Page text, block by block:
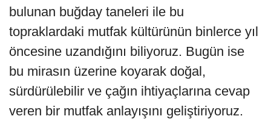
bulunan buğday taneleri ile bu
topraklardaki mutfak kültürünün binlerce yıl
öncesine uzandığını biliyoruz. Bugün ise
bu mirasın üzerine koyarak doğal,
sürdürülebilir ve çağın ihtiyaçlarına cevap
veren bir mutfak anlayışını geliştiriyoruz.